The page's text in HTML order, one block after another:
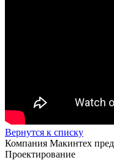
Вернутся к списку
Компания Макинтех
Проектирование